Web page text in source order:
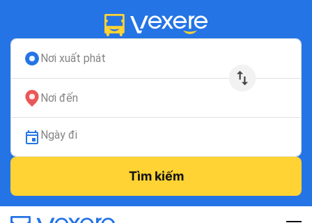
Nơi xuất phát
Nơi đến
Ngày đi
Tìm kiếm